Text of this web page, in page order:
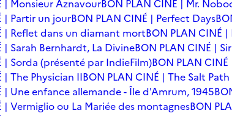
| Monsieur AznavourBON PLAN CINÉ | Mr.
| Partir un jourBON PLAN CINÉ | Perfect Days
| Reflet dans un diamant mortBON PLAN CINÉ |
| Sarah Bernhardt, La DivineBON PLAN CINÉ |
| Sorda (présenté par IndieFilm)BON PLAN
| The Physician IIBON PLAN CINÉ | The Salt Path
| Une enfance allemande - Île d'Amrum, 1945
| Vermiglio ou La Mariée des montagnesBON